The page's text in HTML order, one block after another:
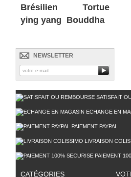
Brésilien
Tortue
ying yang Bouddha
NEWSLETTER
SATISFAIT
ECHANGE EN
PAIEMENT PAYPAL
LIVRAISON
PAIEMENT
CATÉGORIES